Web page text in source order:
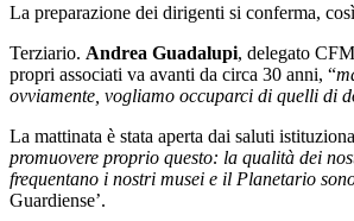
La preparazione dei dirigenti si conferma,
Terziario. Andrea Guadalupi, delegato
propri associati va avanti da circa 30 anni, “
ovviamente, vogliamo occuparci di quelli di
La mattinata è stata aperta dai saluti
promuovere proprio questo: la qualità dei
frequentano i nostri musei e il Planetario
Guardiense’.